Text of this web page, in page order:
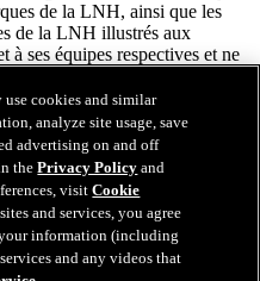
de la LNH, ainsi que les
de la LNH illustrés aux
à ses équipes respectives et ne
droits réservés. Tous les
avec les noms des
officiellement sous license
de marque Zamboni et la
sont des marques de
& Co., Inc. © Frank J.
réservés. Toute autre marque
partie sont la propriété de
use cookies and similar
analyze site usage, save
advertising on and off
thePrivacy Policy and
visitCookie
and services, you agree
information (including
and any videos that